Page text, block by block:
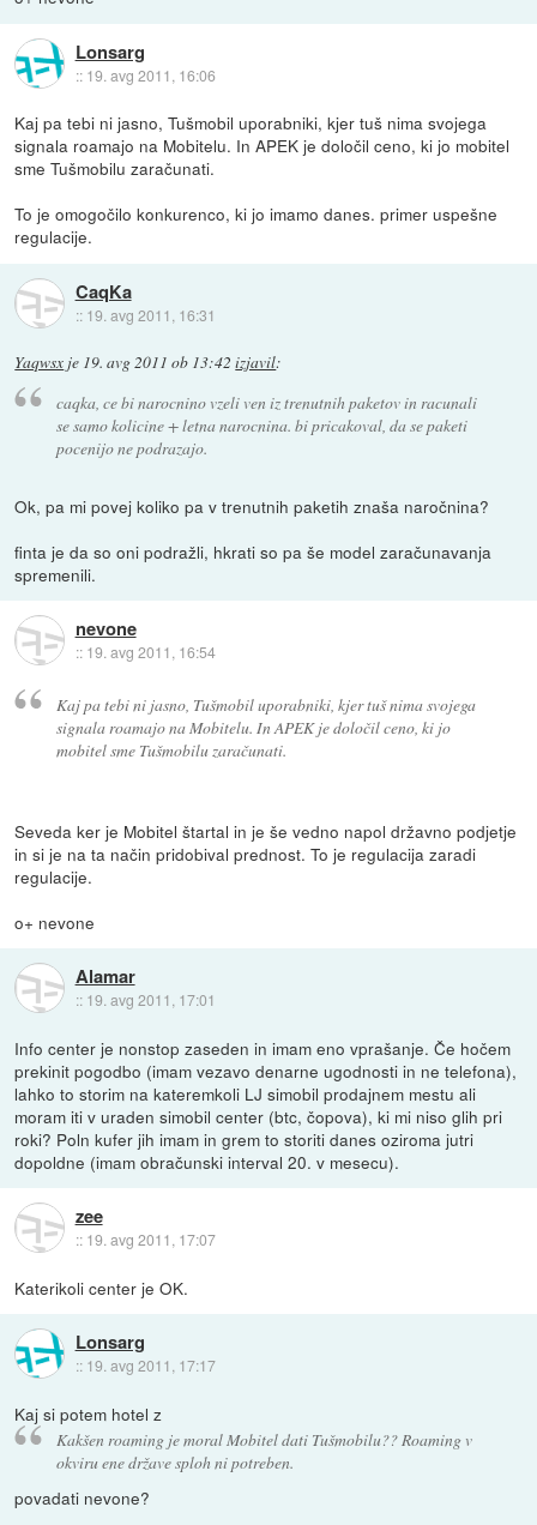
Lonsarg
:: 19. avg 2011, 16:06
Kaj pa tebi ni jasno, Tušmobil uporabniki, kjer tuš nima svojega
signala roamajo na Mobitelu. In APEK je določil ceno, ki jo mobitel
sme Tušmobilu zaračunati.
To je omogočilo konkurenco, ki jo imamo danes. primer uspešne
regulacije.
CaqKa
:: 19. avg 2011, 16:31
Yaqwsx je 19. avg 2011 ob 13:42 izjavil:
caqka, ce bi narocnino vzeli ven iz trenutnih paketov in racunali
se samo kolicine + letna narocnina. bi pricakoval, da se paketi
pocenijo ne podrazajo.
Ok, pa mi povej koliko pa v trenutnih paketih znaša naročnina?
finta je da so oni podražli, hkrati so pa še model zaračunavanja
spremenili.
nevone
:: 19. avg 2011, 16:54
Kaj pa tebi ni jasno, Tušmobil uporabniki, kjer tuš nima svojega
signala roamajo na Mobitelu. In APEK je določil ceno, ki jo
mobitel sme Tušmobilu zaračunati.
Seveda ker je Mobitel štartal in je še vedno napol državno podjetje
in si je na ta način pridobival prednost. To je regulacija zaradi
regulacije.
o+ nevone
Alamar
:: 19. avg 2011, 17:01
Info center je nonstop zaseden in imam eno vprašanje. Če hočem
prekinit pogodbo (imam vezavo denarne ugodnosti in ne telefona),
lahko to storim na kateremkoli LJ simobil prodajnem mestu ali
moram iti v uraden simobil center (btc, čopova), ki mi niso glih pri
roki? Poln kufer jih imam in grem to storiti danes oziroma jutri
dopoldne (imam obračunski interval 20. v mesecu).
zee
:: 19. avg 2011, 17:07
Katerikoli center je OK.
Lonsarg
:: 19. avg 2011, 17:17
Kaj si potem hotel z
Kakšen roaming je moral Mobitel dati Tušmobilu?? Roaming v
okviru ene države sploh ni potreben.
povadati nevone?